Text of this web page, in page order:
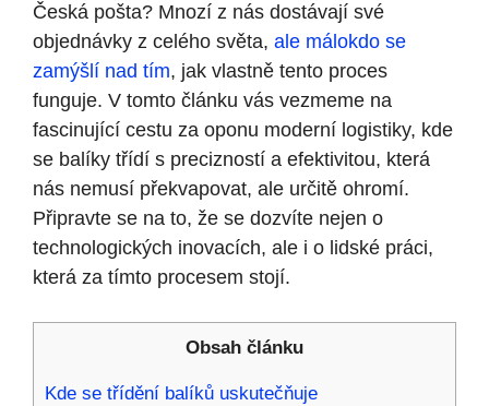
Česká pošta? Mnozí z nás dostávají své
objednávky z celého světa, ale málokdo se
zamýšlí nad tím, jak vlastně tento proces
funguje. V tomto článku vás vezmeme na
fascinující cestu za oponu moderní logistiky, kde
se balíky třídí s precizností a efektivitou, která
nás nemusí překvapovat, ale určitě ohromí.
Připravte se na to, že se dozvíte nejen o
technologických inovacích, ale i o lidské práci,
která za tímto procesem stojí.
Obsah článku
Kde se třídění balíků uskutečňuje